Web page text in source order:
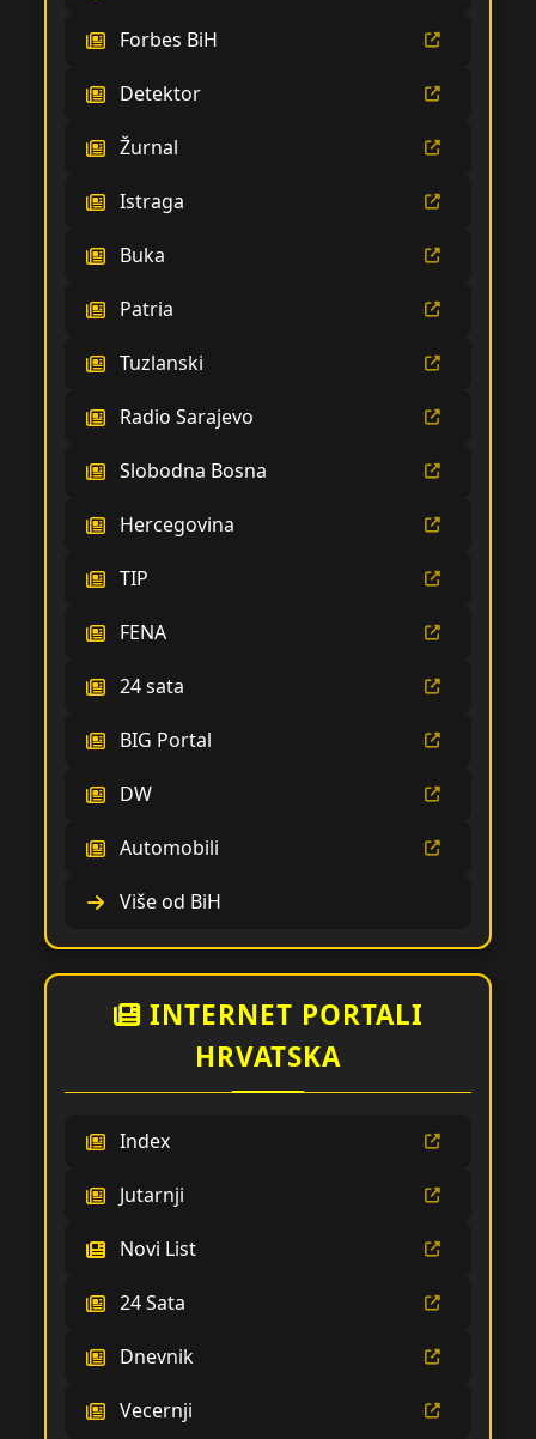
Forbes BiH
Detektor
Žurnal
Istraga
Buka
Patria
Tuzlanski
Radio Sarajevo
Slobodna Bosna
Hercegovina
TIP
FENA
24 sata
BIG Portal
DW
Automobili
Više od BiH
INTERNET PORTALI
HRVATSKA
Index
Jutarnji
Novi List
24 Sata
Dnevnik
Vecernji